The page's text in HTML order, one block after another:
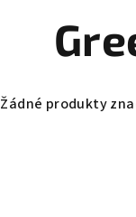
Žádné produkty